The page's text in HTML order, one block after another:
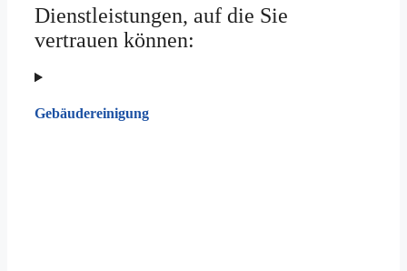
Dienstleistungen, auf die Sie
vertrauen können:
Gebäudereinigung